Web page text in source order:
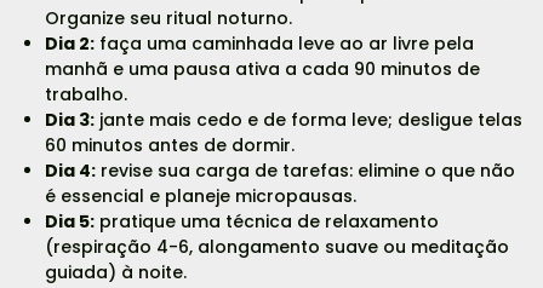
Organize seu ritual noturno.
Dia 2:faça uma caminhada leve ao ar livre pela
manhã e uma pausa ativa a cada 90 minutos de
trabalho.
Dia 3:jante mais cedo e de forma leve; desligue telas
60 minutos antes de dormir.
Dia 4:revise sua carga de tarefas: elimine o que não
é essencial e planeje micropausas.
Dia 5:pratique uma técnica de relaxamento
(respiração 4-6, alongamento suave ou meditação
guiada) à noite.